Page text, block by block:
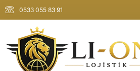
0533 055 83 91